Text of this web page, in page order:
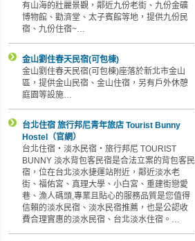
有山海的壯麗景觀，鄰近九份老街、九份金礦
博物館、勸濟堂、太子賓館等地，提供九份民
宿、九份住宿~…
金山劉住春天民宿(可包棟)
金山劉住春天民宿(可包棟)座落於新北市金山
區，提供金山民宿、金山住宿，另有戶外休憩
庭園等設施…
台北住宿 旅行邦尼青年旅店 Tourist Bunny
Hostel（官網）
台北住宿‧淡水民宿‧旅行邦尼 TOURIST
BUNNY 淡水背包客民宿是合法立案的背包客民
宿，位在台北淡水捷運站附近，鄰近淡水老
街、福佑宮、真理大學、小白宮、重建街戀愛
巷、漁人碼頭,專業且貼心的服務品質是您值得
信賴的淡水民宿、淡水民宿推薦，也是公認收
費合理實惠的淡水民宿、台北淡水住宿。…